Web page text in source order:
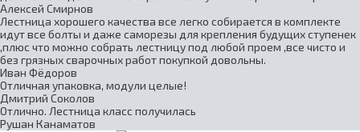
Алексей Смирнов
Лестница хорошего качества все легко собирается в комплекте
идут все болты и даже саморезы для крепления будущих ступенек
,плюс что можно собрать лестницу под любой проем ,все чисто и
без грязных сварочных работ покупкой довольны.
Иван Фёдоров
Отличная упаковка, модули целые!
Дмитрий Соколов
Отлично. Лестница класс получилась
Рушан Канаматов